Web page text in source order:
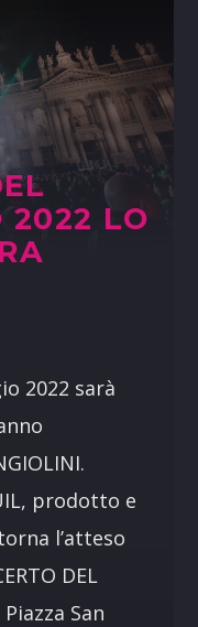
2022 LO
2022 sarà
prodotto e
l’atteso
DEL
San